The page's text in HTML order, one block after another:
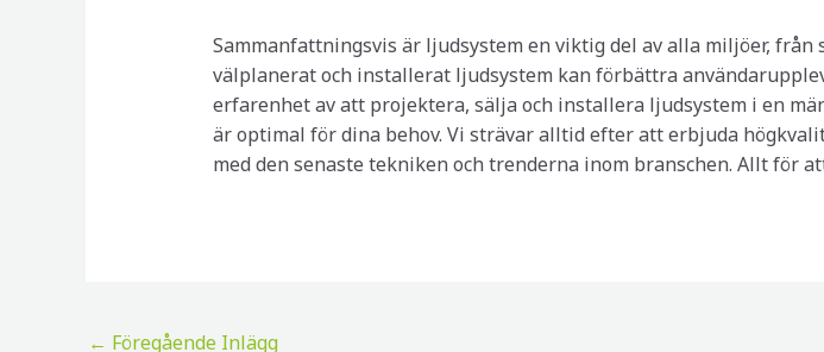
Sammanfattningsvis är ljudsystem en viktig del av alla miljöer,
välplanerat och installerat ljudsystem kan förbättra
erfarenhet av att projektera, sälja och installera ljudsystem i en
är optimal för dina behov. Vi strävar alltid efter att erbjuda
med den senaste tekniken och trenderna inom branschen. Allt för
Inläggsnavigering
← Föregående Inlägg